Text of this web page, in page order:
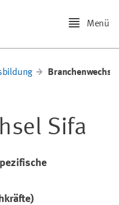
Menü
Sifa